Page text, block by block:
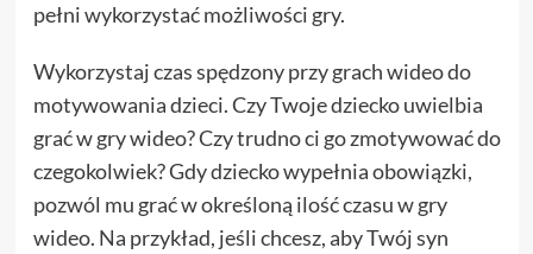
pełni wykorzystać możliwości gry.
Wykorzystaj czas spędzony przy grach wideo do
motywowania dzieci. Czy Twoje dziecko uwielbia
grać w gry wideo? Czy trudno ci go zmotywować do
czegokolwiek? Gdy dziecko wypełnia obowiązki,
pozwól mu grać w określoną ilość czasu w gry
wideo. Na przykład, jeśli chcesz, aby Twój syn